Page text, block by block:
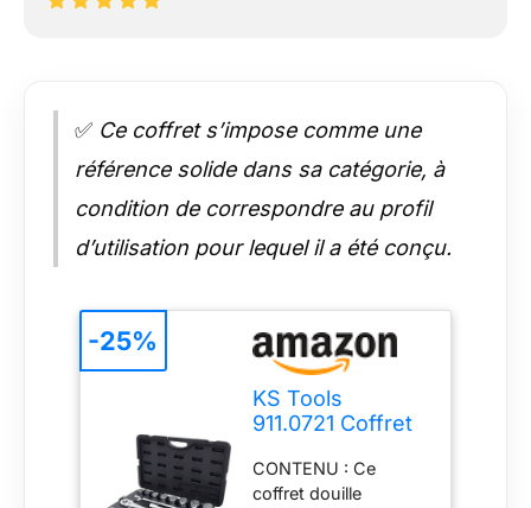
✅ Ce coffret s’impose comme une
référence solide dans sa catégorie, à
condition de correspondre au profil
d’utilisation pour lequel il a été conçu.
KS Tools
911.0721 Coffret
3/4'' - Malette
outils 21 pcs
CONTENU : Ce
coffret douille
-25%